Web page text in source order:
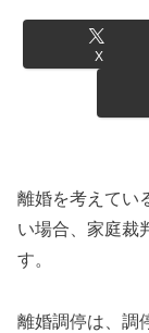
X
離婚を考えてい
い場合、家庭裁
す。
離婚調停は、調